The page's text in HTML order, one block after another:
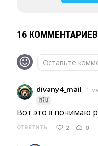
16 КОММЕНТАРИЕВ
Оставьте
divany4_mail
1
🇷🇺
Вот это я понимаю
ОТВЕТИТЬ 2 0